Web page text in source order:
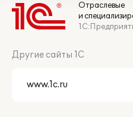
Отраслевые
и
Другие сайты 1С